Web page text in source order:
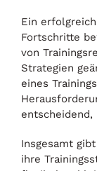
Ein
Fortschritte
von
Strategien
eines
Insgesamt
ihre